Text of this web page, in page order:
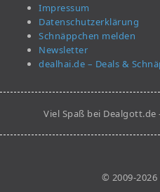
Impressum
Datenschutzerklärung
Schnäppchen melden
Newsletter
dealhai.de – Deals &
Viel Spaß bei
© 2009-